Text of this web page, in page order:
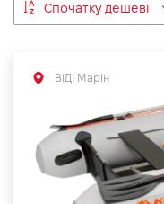
Спочатку дешеві
ВІДІ Марін
Контакти
акціями,